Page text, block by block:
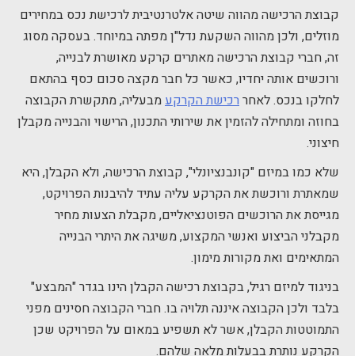
קבוצת הרכישה מהווה שיטה אלטרנטיבית לרכישת נכס במחירים
מוזלים, ולכן מהווה השקעת נדל"ן מפתה במיוחד. בעסקה מסוג
זה, חברי קבוצת הרכישה מאתרים קרקע מאושרת לבנייה,
ורוכשים אותה יחדיו, כאשר כל חבר מקצה סכום כסף בהתאם
לחלקו בנכס. לאחררכישת הקרקעמבעליה, מתקשרת הקבוצה
בחוזה ומתחילה להזמין את שירותי התכנון, הרישוי והבנייה מקבלן
חיצוני.
שלא כמו במיזם "קונבנציונלי", קבוצת הרכישה, ולא הקבלן, היא
שמאתרת ורוכשת את הקרקע עליה עתיד להיבנות הפרויקט,
מגייסת את הרוכשים הפוטנציאליים, מקבלת הצעות מחיר
מקבלני הביצוע ואנשי המקצוע, משיגה את היתרי הבנייה
המתאימים ואת מקורות מימון.
בניגוד למיזם רגיל, בקבוצת רכישה הקבלן הינו בגדר "המבצע"
בלבד ולכן הקבוצה איננה תלויה בו. חברי הקבוצה חסינים מפני
התמוטטות הקבלן, אשר לא תשפיע במאום על הפרויקט שכן
הקרקע נותרת בבעלות מלאה שלהם.